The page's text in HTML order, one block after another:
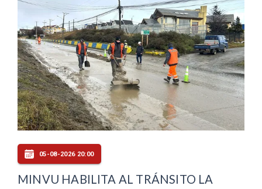
05-08-2026 20:00
MINVU HABILITA AL TRÁNSITO LA